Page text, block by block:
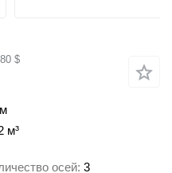
$
м³
осей 3